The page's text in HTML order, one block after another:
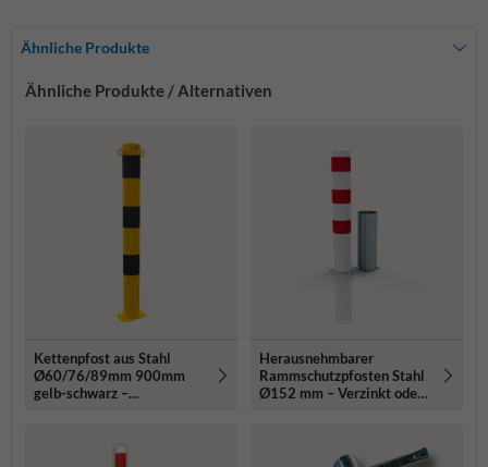
Ähnliche Produkte
Ähnliche Produkte / Alternativen
Kettenpfost aus Stahl
Ø60/76/89mm 900mm
gelb-schwarz –
Herausnehmbarer
Rammschutzpfosten Stahl
Ø152 mm – Verzinkt oder